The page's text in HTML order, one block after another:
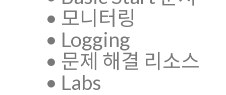
• 모니터링
• Logging
• 문제 해결 리소스
• Labs